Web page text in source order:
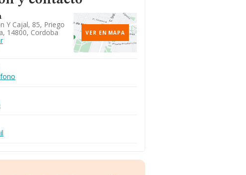
Y Cajal, 85, Priego
14800, Cordoba
VER EN MAPA